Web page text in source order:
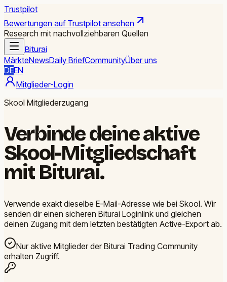
Trustpilot
Bewertungen auf Trustpilot ansehen
Research mit nachvollziehbaren Quellen
Biturai
MärkteNewsDaily BriefCommunityÜber uns
DEEN
Mitglieder-Login
Skool Mitgliederzugang
Verbinde deine aktive
Skool-Mitgliedschaft
mit Biturai.
Verwende exakt dieselbe E-Mail-Adresse wie bei Skool. Wir
senden dir einen sicheren Biturai Loginlink und gleichen
deinen Zugang mit dem letzten bestätigten Active-Export ab.
Nur aktive Mitglieder der Biturai Trading Community
erhalten Zugriff.